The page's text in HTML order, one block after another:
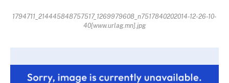
1794711_214445848757517_1269979608_n7517840202014-12-26-10-
40[www.urlag.mn].jpg